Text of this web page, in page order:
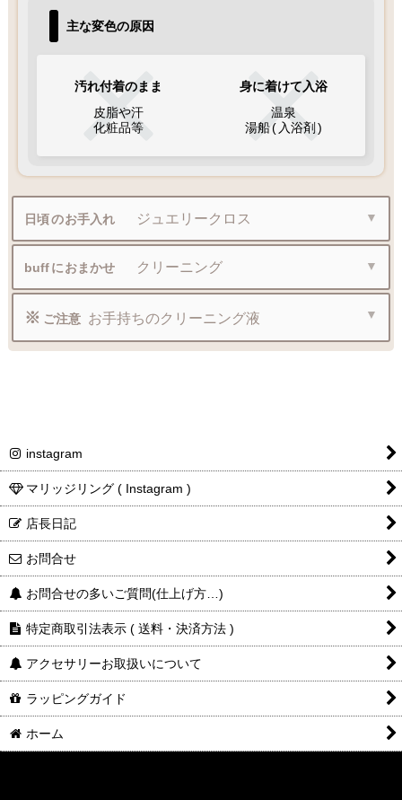
主な変色の原因
汚れ付着のまま
皮脂や汗
化粧品等
身に着けて入浴
温泉
湯船( 入浴剤 )
日頃のお手入れ ジュエリークロス
プロ仕様のジュエリークロスで
優しく磨くだけで光沢が戻ります
ジュエリークロス
収納前やくすみが気になる際に
ご利用下さい
ご使用可能
プラチナ・K18
K24・メッキ加工
buffにおまかせ クリーニング
クリーニング(
きれいにクリーニングを致します
『燻し仕上げ』商品の場合も
※ ご注意 お手持ちのクリーニング液
市販クリーニング液
『燻し仕上げ』も
一緒に剥がれます
変色します
instagram
マリッジリング ( Instagram )
店長日記
お問合せ
お問合せの多いご質問(仕上げ方…)
特定商取引法表示 ( 送料・決済方法 )
アクセサリーお取扱いについて
ラッピングガイド
ホーム